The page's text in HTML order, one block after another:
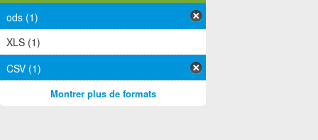
ods (1)
XLS (1)
CSV (1)
Montrer plus de formats